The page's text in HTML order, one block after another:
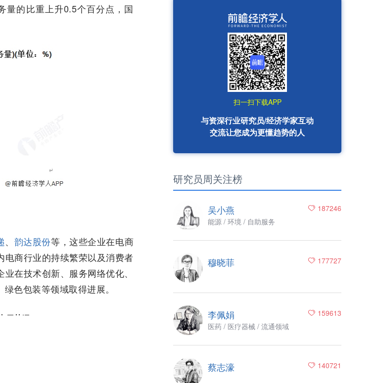
量的比重上升0.5个百分点，国
、 韵达股份等，这些企业在电商
商行业的持续繁荣以及消费者
在技术创新、服务网络优化、
色包装等领域取得进展。
扫一扫下载APP
与资深行业研究员/经济学家互动
交流让您成为更懂趋势的人
研究员周关注榜
187246
吴小燕
能源 / 环境 / 自助服务
177727
穆晓菲
159613
李佩娟
医药 / 医疗器械 / 流通领域
140721
蔡志濠